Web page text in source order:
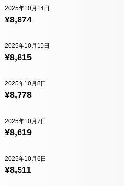
¥8,874
2025年10月14日
¥8,815
2025年10月10日
¥8,778
2025年10月8日
¥8,619
2025年10月7日
¥8,511
2025年10月6日